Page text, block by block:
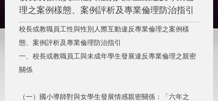
理之案例樣態、案例評析及專業倫理防治指引
校長或教職員工性與性別人際互動違反專業倫理之案例樣
態、案例評析及專業倫理防治指引
一、校長或教職員工與未成年學生發展違反專業倫理之親密
關係
（一）國小導師對與女學生發展情感親密關係：「六年之